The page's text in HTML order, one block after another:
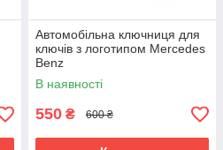
Автомобільна ключниця для
ключів з логотипом Mercedes
Benz
В наявності
550 ₴ 600 ₴